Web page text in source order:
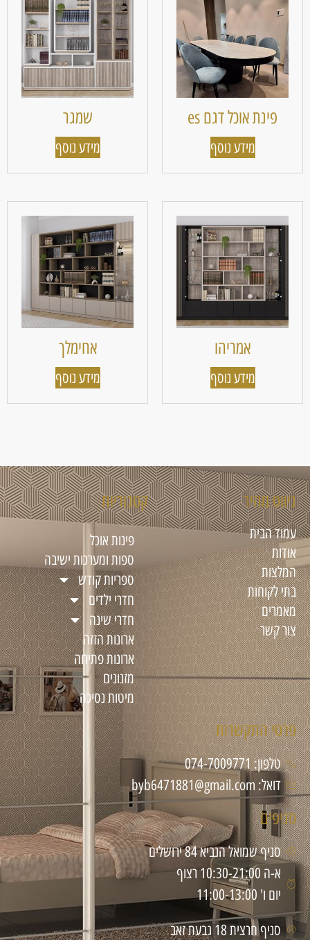
פינת אוכל דגם es
מידע נוסף
שמגר
מידע נוסף
אמריהו
מידע נוסף
אחימלך
מידע נוסף
ניווט מהיר
עמוד הבית
אודות
המלצות
בתי לקוחות
מאמרים
צור קשר
קטגוריות
פינות אוכל
ספות ומערכות ישיבה
ספריות קודש
חדרי ילדים
חדרי שינה
ארונות הזזה
ארונות פתיחה
מזנונים
מיטות נסיכה
פרטי התקשרות
טלפון: 074-7009771
דואל: byb6471881@gmail.com
סניפים
סניף שמואל הנביא 84 ירושלים
א-ה 10:30-21:00 רצוף
יום ו' 11:00-13:00
סניף חרצית 18 גבעת זאב